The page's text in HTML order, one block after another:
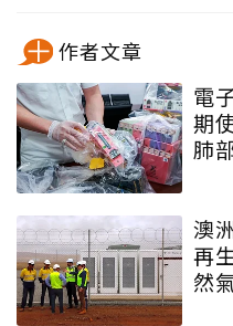
作者文章
電
期
肺
澳
再
然